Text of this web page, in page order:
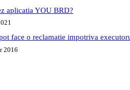
aplicatia YOU BRD?
face o reclamatie impotriva
2016